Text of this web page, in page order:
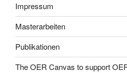
Impressum
Masterarbeiten
Publikationen
The OER Canvas to support